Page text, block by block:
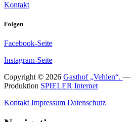
Kontakt
Folgen
Facebook-Seite
Instagram-Seite
Copyright © 2026 Gasthof „Vehlen“. —
Produktion SPIELER Internet
KontaktImpressum Datenschutz